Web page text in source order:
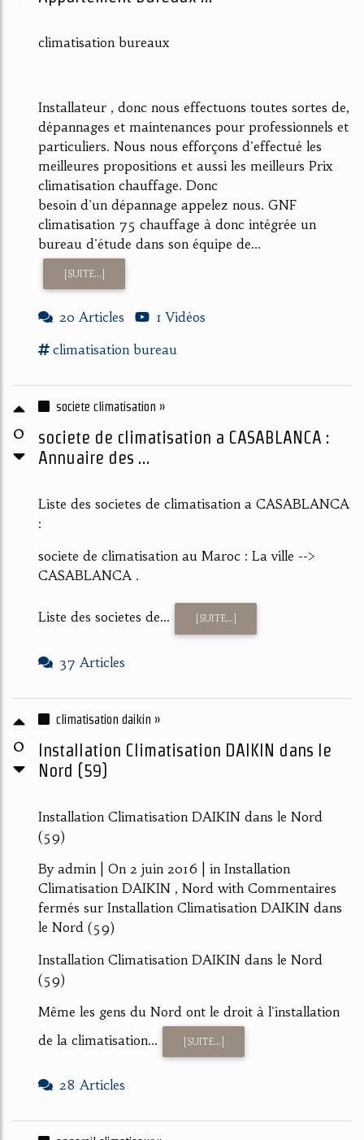
climatisation bureaux
Installateur , donc nous effectuons toutes sortes de,
dépannages et maintenances pour professionnels et
particuliers. Nous nous efforçons d'effectué les
meilleures propositions et aussi les meilleurs Prix
climatisation chauffage. Donc
besoin d'un dépannage appelez nous. GNF
climatisation 75 chauffage à donc intégrée un
bureau d'étude dans son équipe de...
[SUITE...]
20 Articles
1 Vidéos
climatisation bureau
0
societe climatisation »
societe de climatisation a CASABLANCA :
Annuaire des ...
Liste des societes de climatisation a CASABLANCA
:
societe de climatisation au Maroc : La ville -->
CASABLANCA .
Liste des societes de... [SUITE...]
37 Articles
0
climatisation daikin »
Installation Climatisation DAIKIN dans le
Nord (59)
Installation Climatisation DAIKIN dans le Nord
(59)
By admin | On 2 juin 2016 | in Installation
Climatisation DAIKIN , Nord with Commentaires
fermés sur Installation Climatisation DAIKIN dans
le Nord (59)
Installation Climatisation DAIKIN dans le Nord
(59)
Même les gens du Nord ont le droit à l'installation
de la climatisation...
[SUITE...]
28 Articles